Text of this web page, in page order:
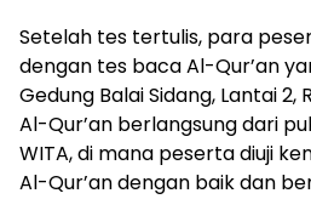
Setelah tes tertulis, para
dengan tes baca Al-Qur’an
Gedung Balai Sidang, Lantai 2,
Al-Qur’an berlangsung dari
WITA, di mana peserta diuji
Al-Qur’an dengan baik dan